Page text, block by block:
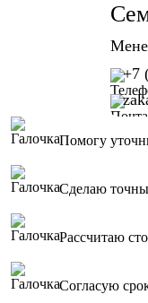
+7
Помогу
Сделаю
Рассчитаю
Согласую